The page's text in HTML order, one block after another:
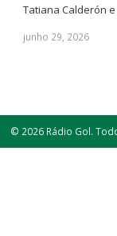
Tatiana Calderón
junho 29, 2026
© 2026 Rádio Gol.